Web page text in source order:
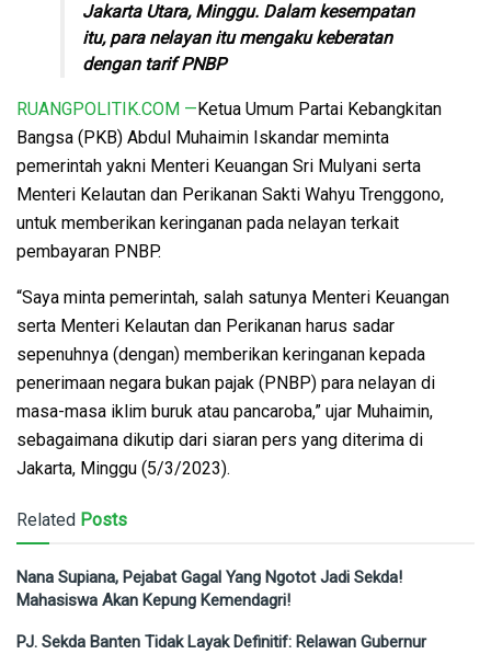
Jakarta Utara, Minggu. Dalam kesempatan
itu, para nelayan itu mengaku keberatan
dengan tarif PNBP
RUANGPOLITIK.COM —Ketua Umum Partai Kebangkitan
Bangsa (PKB) Abdul Muhaimin Iskandar meminta
pemerintah yakni Menteri Keuangan Sri Mulyani serta
Menteri Kelautan dan Perikanan Sakti Wahyu Trenggono,
untuk memberikan keringanan pada nelayan terkait
pembayaran PNBP.
“Saya minta pemerintah, salah satunya Menteri Keuangan
serta Menteri Kelautan dan Perikanan harus sadar
sepenuhnya (dengan) memberikan keringanan kepada
penerimaan negara bukan pajak (PNBP) para nelayan di
masa-masa iklim buruk atau pancaroba,” ujar Muhaimin,
sebagaimana dikutip dari siaran pers yang diterima di
Jakarta, Minggu (5/3/2023).
Related Posts
Nana Supiana, Pejabat Gagal Yang Ngotot Jadi Sekda!
Mahasiswa Akan Kepung Kemendagri!
PJ. Sekda Banten Tidak Layak Definitif: Relawan Gubernur